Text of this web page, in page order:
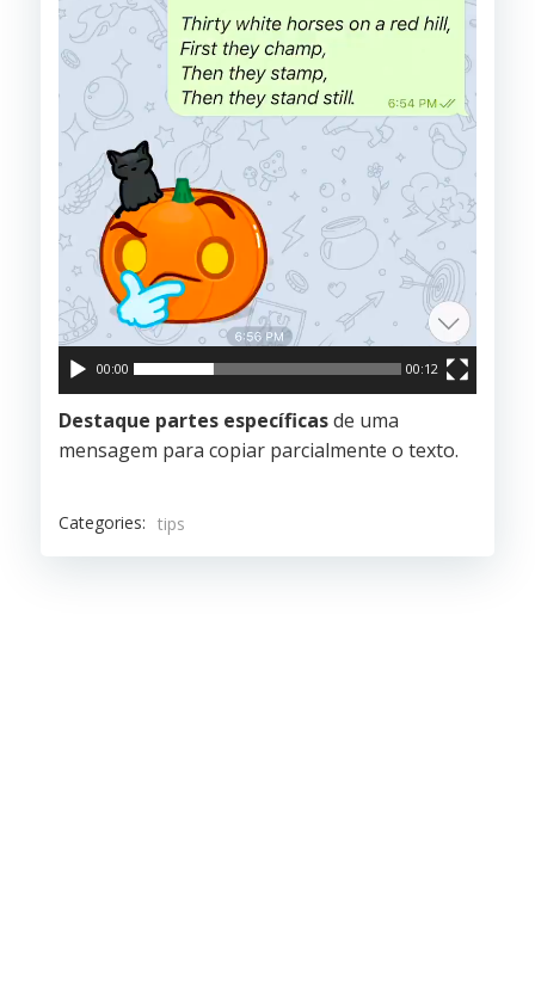
00:00 00:12
Destaque partes específicasde uma
mensagem para copiar parcialmente o texto.
Categories: tips